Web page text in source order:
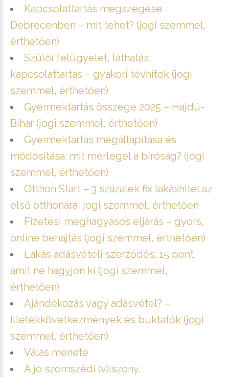
Kapcsolattartás megszegése
Debrecenben – mit tehet? (jogi szemmel,
érthetően)
Szülői felügyelet, láthatás,
kapcsolattartás – gyakori tévhitek (jogi
szemmel, érthetően)
Gyermektartás összege 2025 – Hajdú-
Bihar (jogi szemmel, érthetően)
Gyermektartás megállapítása és
módosítása: mit mérlegel a bíróság? (jogi
szemmel, érthetően)
Otthon Start – 3 százalék fix lakáshitel az
első otthonára, jogi szemmel, érthetően
Fizetési meghagyásos eljárás – gyors,
online behajtás (jogi szemmel, érthetően)
Lakás adásvételi szerződés: 15 pont,
amit ne hagyjon ki (jogi szemmel,
érthetően)
Ajándékozás vagy adásvétel? –
Illetékkövetkezmények és buktatók (jogi
szemmel, érthetően)
Válás menete
A jó szomszédi (v)iszony.